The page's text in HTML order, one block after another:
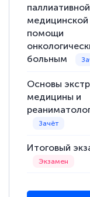
пособий и
каком
паллиативной
медицинской
помощи
больным
Основы
медицины и
Итоговый